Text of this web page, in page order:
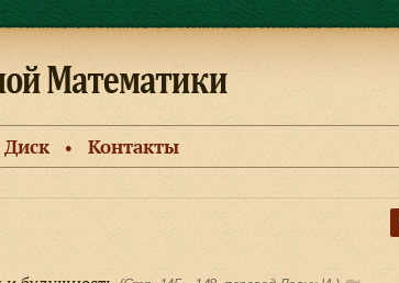
Диск ● Контакты